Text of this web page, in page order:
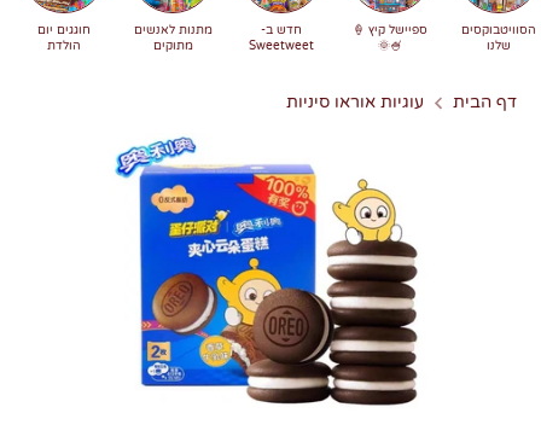
הסוויטבוקסים
שלנו
ספיישל קיץ 🍦
🍧🌞
חדש ב-
Sweetweet
מתנות לאנשים
מתוקים
חוגגים יום
הולדת
דף הבית עוגיות אוראו סיניות